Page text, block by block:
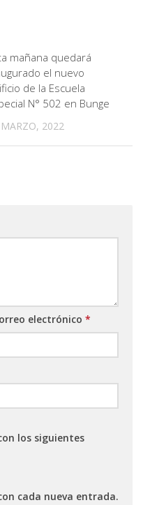
mañana quedará
el nuevo
de la Escuela
N° 502 en Bunge
2022
electrónico *
los siguientes
cada nueva entrada.